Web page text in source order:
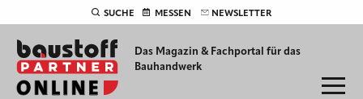
SUCHE MESSEN NEWSLETTER
Das Magazin & Fachportal für das
Bauhandwerk